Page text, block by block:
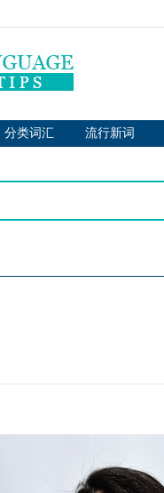
分类词汇 流行新词